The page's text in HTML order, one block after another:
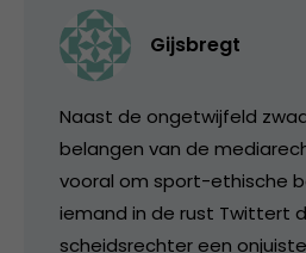
Gijsbregt
Naast de ongetwijfeld
belangen van de
vooral om sport-ethische
iemand in de rust Twittert
scheidsrechter een